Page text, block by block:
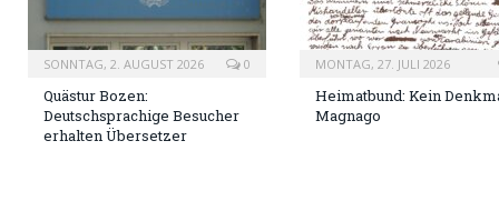
SONNTAG, 2. AUGUST 2026 0
Quästur Bozen:
Deutschsprachige Besucher
erhalten Übersetzer
MONTAG, 27. JULI 2026
Heimatbund: Kein
Magnago